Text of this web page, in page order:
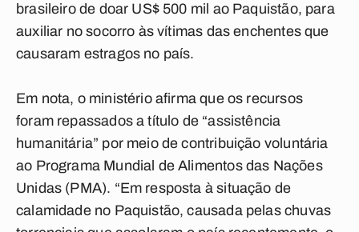
brasileiro de doar US$ 500 mil ao Paquistão, para
auxiliar no socorro às vítimas das enchentes que
causaram estragos no país.
Em nota, o ministério afirma que os recursos
foram repassados a título de “assistência
humanitária” por meio de contribuição voluntária
ao Programa Mundial de Alimentos das Nações
Unidas (PMA). “Em resposta à situação de
calamidade no Paquistão, causada pelas chuvas